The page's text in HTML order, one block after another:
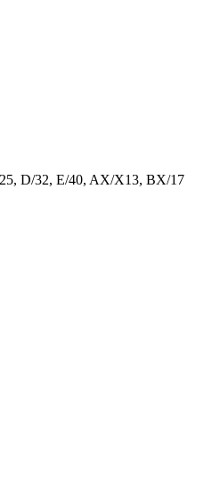
D/32, E/40, AX/X13, BX/17